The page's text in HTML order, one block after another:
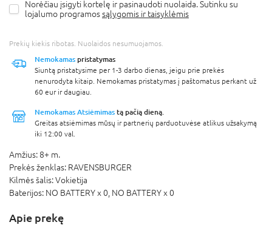
Norėčiau įsigyti kortelę ir pasinaudoti nuolaida. Sutinku su
lojalumo programossąlygomis ir taisyklėmis
Prekių kiekis ribotas. Nuolaidos nesumuojamos.
Nemokamas pristatymas
Siuntą pristatysime per 1-3 darbo dienas, jeigu prie prekės
nenurodyta kitaip. Nemokamas pristatymas į paštomatus perkant už
60 eur ir daugiau.
Nemokamas Atsiėmimas tą pačią dieną.
Greitas atsiėmimas mūsų ir partnerių parduotuvėse atlikus užsakymą
iki 12:00 val.
Amžius: 8+ m.
Prekės ženklas: RAVENSBURGER
Kilmės šalis:Vokietija
Baterijos: NO BATTERY x 0, NO BATTERY x 0
Apie prekę